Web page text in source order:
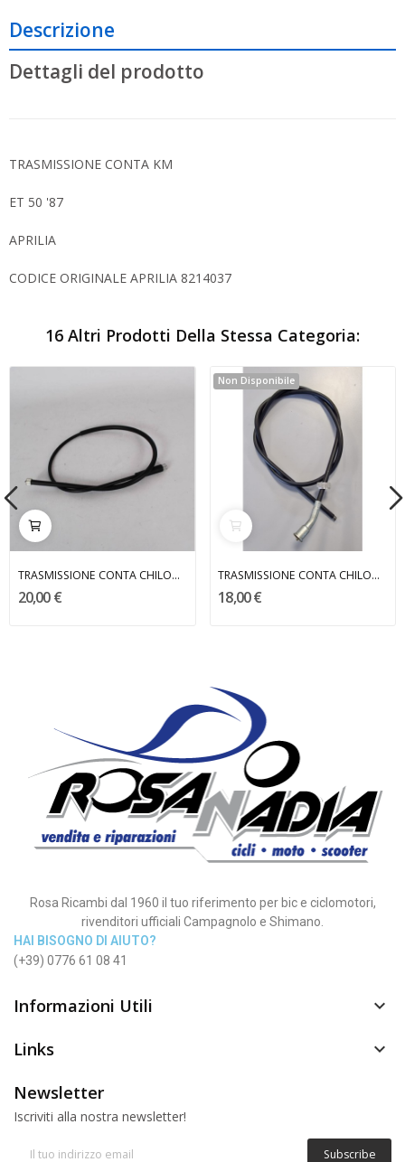
Descrizione
Dettagli del prodotto
TRASMISSIONE CONTA KM
ET 50 '87
APRILIA
CODICE ORIGINALE APRILIA 8214037
16 Altri Prodotti Della Stessa Categoria:
TRASMISSIONE CONTA CHILOMETRI CENTRO MALAGUTI
20,00 €
Non Disponibile
TRASMISSIONE CONTA CHILOMETRI S125 BENELLI
18,00 €
Rosa Ricambi dal 1960 il tuo riferimento per bic e ciclomotori,
rivenditori ufficiali Campagnolo e Shimano.
HAI BISOGNO DI AIUTO?
(+39) 0776 61 08 41
Informazioni Utili 
Links 
Newsletter
Iscriviti alla nostra newsletter!
Subscribe